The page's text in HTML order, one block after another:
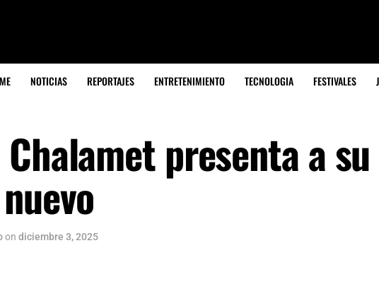
NOTICIAS REPORTAJES ENTRETENIMIENTO TECNOLOGIA FESTIVALES
presenta a
on diciembre 3, 2025